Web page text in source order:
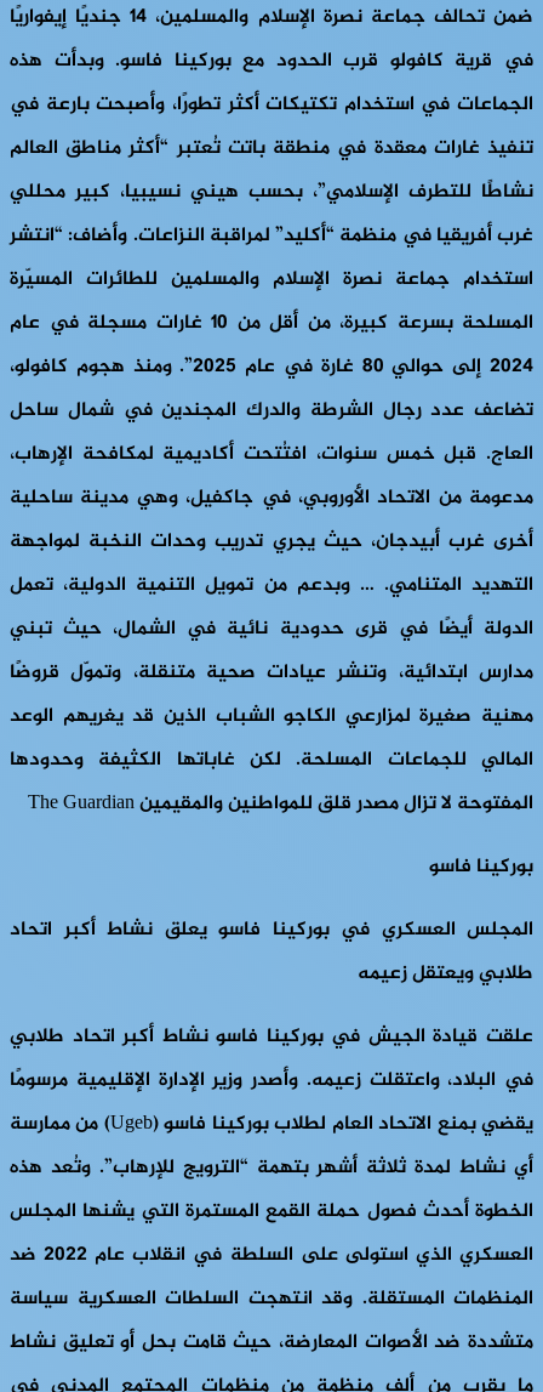
ضمن تحالف جماعة نصرة الإسلام والمسلمين، 14 جنديًا إيفواريًا
في قرية كافولو قرب الحدود مع بوركينا فاسو. وبدأت هذه
الجماعات في استخدام تكتيكات أكثر تطورًا، وأصبحت بارعة في
تنفيذ غارات معقدة في منطقة باتت تُعتبر “أكثر مناطق العالم
نشاطًا للتطرف الإسلامي”، بحسب هيني نسيبيا، كبير محللي
غرب أفريقيا في منظمة “أكليد” لمراقبة النزاعات. وأضاف: “انتشر
استخدام جماعة نصرة الإسلام والمسلمين للطائرات المسيّرة
المسلحة بسرعة كبيرة، من أقل من 10 غارات مسجلة في عام
2024 إلى حوالي 80 غارة في عام 2025”. ومنذ هجوم كافولو،
تضاعف عدد رجال الشرطة والدرك المجندين في شمال ساحل
العاج. قبل خمس سنوات، افتُتحت أكاديمية لمكافحة الإرهاب،
مدعومة من الاتحاد الأوروبي، في جاكفيل، وهي مدينة ساحلية
أخرى غرب أبيدجان، حيث يجري تدريب وحدات النخبة لمواجهة
التهديد المتنامي. … وبدعم من تمويل التنمية الدولية، تعمل
الدولة أيضًا في قرى حدودية نائية في الشمال، حيث تبني
مدارس ابتدائية، وتنشر عيادات صحية متنقلة، وتموّل قروضًا
مهنية صغيرة لمزارعي الكاجو الشباب الذين قد يغريهم الوعد
المالي للجماعات المسلحة. لكن غاباتها الكثيفة وحدودها
المفتوحة لا تزال مصدر قلق للمواطنين والمقيمين The Guardian
بوركينا فاسو
المجلس العسكري في بوركينا فاسو يعلق نشاط أكبر اتحاد
طلابي ويعتقل زعيمه
علقت قيادة الجيش في بوركينا فاسو نشاط أكبر اتحاد طلابي
في البلاد، واعتقلت زعيمه. وأصدر وزير الإدارة الإقليمية مرسومًا
يقضي بمنع الاتحاد العام لطلاب بوركينا فاسو (Ugeb) من ممارسة
أي نشاط لمدة ثلاثة أشهر بتهمة “الترويج للإرهاب”. وتُعد هذه
الخطوة أحدث فصول حملة القمع المستمرة التي يشنها المجلس
العسكري الذي استولى على السلطة في انقلاب عام 2022 ضد
المنظمات المستقلة. وقد انتهجت السلطات العسكرية سياسة
متشددة ضد الأصوات المعارضة، حيث قامت بحل أو تعليق نشاط